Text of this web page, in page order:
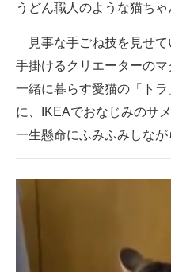
進化するPCとデバイスの未来
好きが集まる 比べて選べる
ビジネスと働き方のヒント
AI活用のいまが分かる
ITエンジニア向け専門サイト
うどん職人のような猫ちゃ
見事な手ごね技を見せて
手掛けるクリエーターのマ
一緒に暮らす愛猫の「ト
に、IKEAでおなじみのサ
一生懸命にふみふみしなが